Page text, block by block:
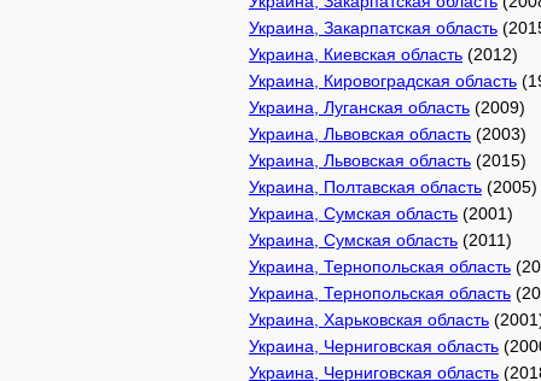
Украина, Закарпатская область
Украина, Киевская область (2012)
Украина, Кировоградская область
Украина, Луганская область (2009)
Украина, Львовская область (2003)
Украина, Львовская область (2015)
Украина, Полтавская область (2005)
Украина, Сумская область (2001)
Украина, Сумская область (2011)
Украина, Тернопольская область
Украина, Тернопольская область
Украина, Харьковская область
Украина, Черниговская область
Украина, Черниговская область